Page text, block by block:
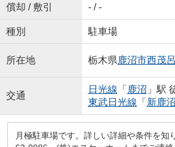
償却 / 敷引 - / -
種別 駐車場
所在地 栃木県鹿沼市西茂呂
交通
日光線 「 鹿沼 」駅
東武日光線 「 新鹿沼
月極駐車場です。詳しい詳細や条件を知